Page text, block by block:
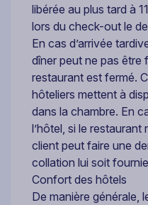
libérée au plus tard à
lors du check-out le
En cas d’arrivée
dîner peut ne pas être
restaurant est fermé.
hôteliers mettent à
dans la chambre. En
l’hôtel, si le restaurant
client peut faire une
collation lui soit
Confort des hôtels
De manière générale,